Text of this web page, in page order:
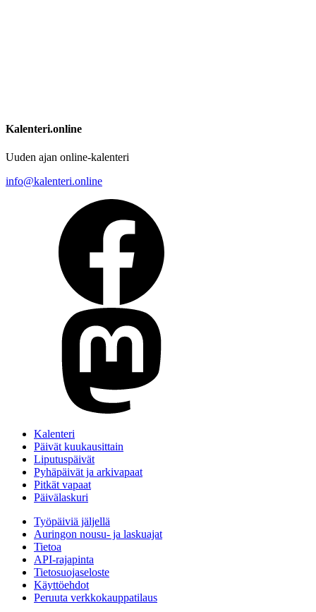
Kalenteri.online
Uuden ajan online-kalenteri
info@kalenteri.online
Kalenteri
Päivät kuukausittain
Liputuspäivät
Pyhäpäivät ja arkivapaat
Pitkät vapaat
Päivälaskuri
Työpäiviä jäljellä
Auringon nousu- ja laskuajat
Tietoa
API-rajapinta
Tietosuojaseloste
Käyttöehdot
Peruuta verkkokauppatilaus